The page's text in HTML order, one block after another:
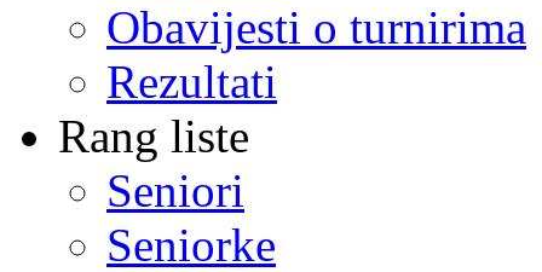
Obavijesti o turnirima
Rezultati
Rang liste
Seniori
Seniorke